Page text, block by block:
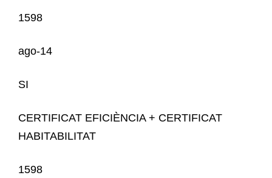
1598
ago-14
SI
CERTIFICAT EFICIÈNCIA + CERTIFICAT
HABITABILITAT
1598